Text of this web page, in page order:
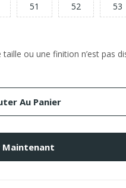
51 52 53
ou une finition n’est pas
Au Panier
Maintenant